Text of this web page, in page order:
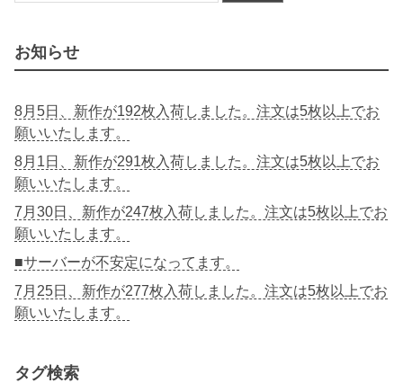
お知らせ
8月5日、新作が192枚入荷しました。注文は5枚以上でお
願いいたします。
8月1日、新作が291枚入荷しました。注文は5枚以上でお
願いいたします。
7月30日、新作が247枚入荷しました。注文は5枚以上でお
願いいたします。
■サーバーが不安定になってます。
7月25日、新作が277枚入荷しました。注文は5枚以上でお
願いいたします。
タグ検索